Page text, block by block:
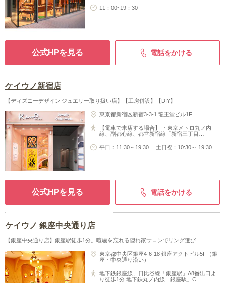
11：00~19：30
公式HPを見る 電話をかける
ケイウノ新宿店
【ディズニーデザイン ジュエリー取り扱い店】【工房併設】【DIY】
東京都新宿区新宿3-3-1 龍王堂ビル1F
【電車で来店する場合】 ・東京メトロ丸ノ内
線、副都心線、都営新宿線「新宿三丁目…
平日：11:30～19:30 土日祝：10:30～ 19:30
公式HPを見る 電話をかける
ケイウノ 銀座中央通り店
【銀座中央通り店】銀座駅徒歩1分。喧騒を忘れる隠れ家サロンでリング選び
東京都中央区銀座4-6-18 銀座アクトビル5F（銀
座・中央通り沿い）
地下鉄銀座線、日比谷線「銀座駅」A8番出口よ
り徒歩1分 地下鉄丸ノ内線「銀座駅」C…